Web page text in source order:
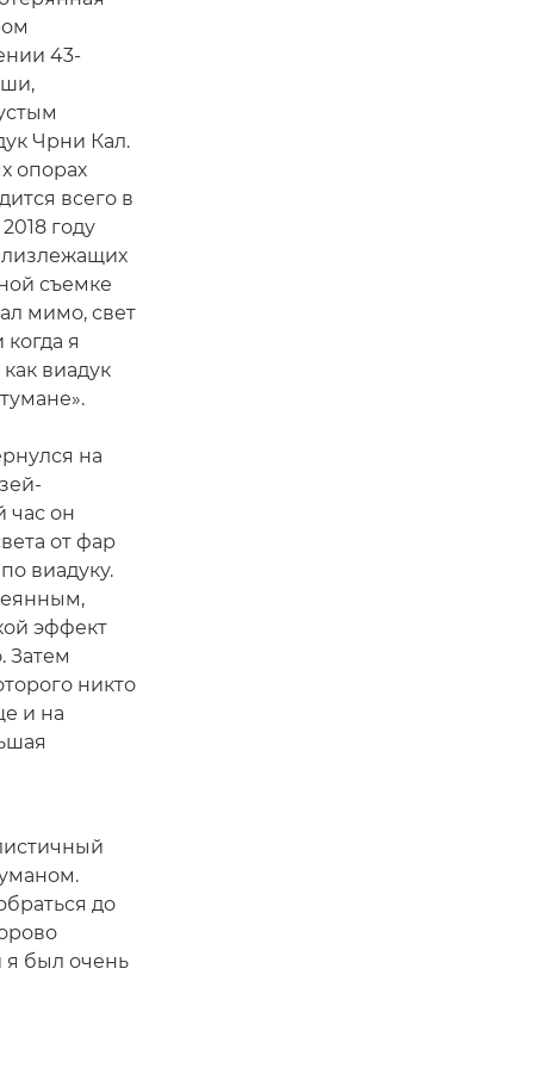
43-
Чрни Кал.
опорах
всего в
году
съемке
мимо, свет
я
виадук
на
час он
от фар
виадуку.
эффект
Затем
никто
и на
до
я был очень